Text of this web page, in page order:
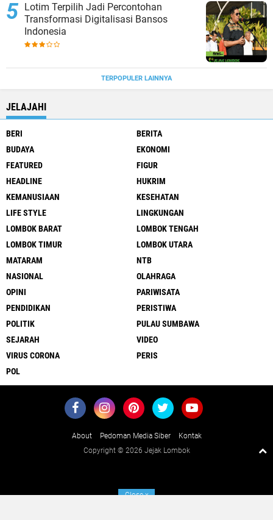
Lotim Terpilih Jadi Percontohan
Transformasi Digitalisasi Bansos
Indonesia
TERPOPULER LAINNYA
JELAJAHI
BERI
BERITA
BUDAYA
EKONOMI
FEATURED
FIGUR
HEADLINE
HUKRIM
KEMANUSIAAN
KESEHATAN
LIFE STYLE
LINGKUNGAN
LOMBOK BARAT
LOMBOK TENGAH
LOMBOK TIMUR
LOMBOK UTARA
MATARAM
NTB
NASIONAL
OLAHRAGA
OPINI
PARIWISATA
PENDIDIKAN
PERISTIWA
POLITIK
PULAU SUMBAWA
SEJARAH
VIDEO
VIRUS CORONA
PERIS
POL
About Pedoman Media Siber
Kontak
Copyright © 2026 Jejak Lombok
Closex